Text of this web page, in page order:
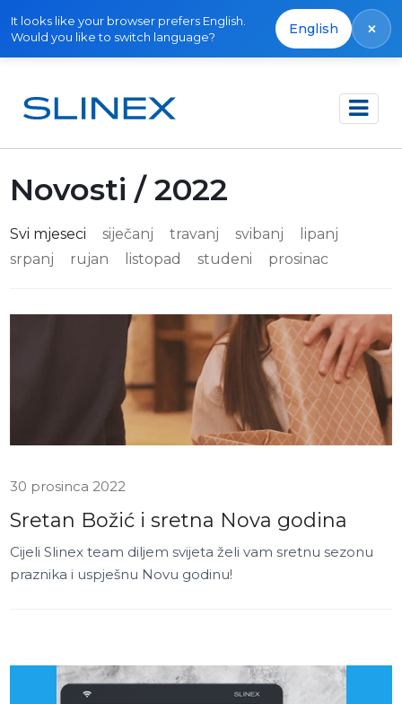
It looks like your browser prefers English.
Would you like to switch language?
English ×
Početna Novosti
Novosti / 2022
Svi mjeseci siječanj travanj svibanj
lipanj
srpanj
rujan listopad studeni prosinac
30 prosinca 2022
Sretan Božić i sretna Nova godina
Cijeli Slinex team diljem svijeta želi vam sretnu sezonu
praznika i uspješnu Novu godinu!